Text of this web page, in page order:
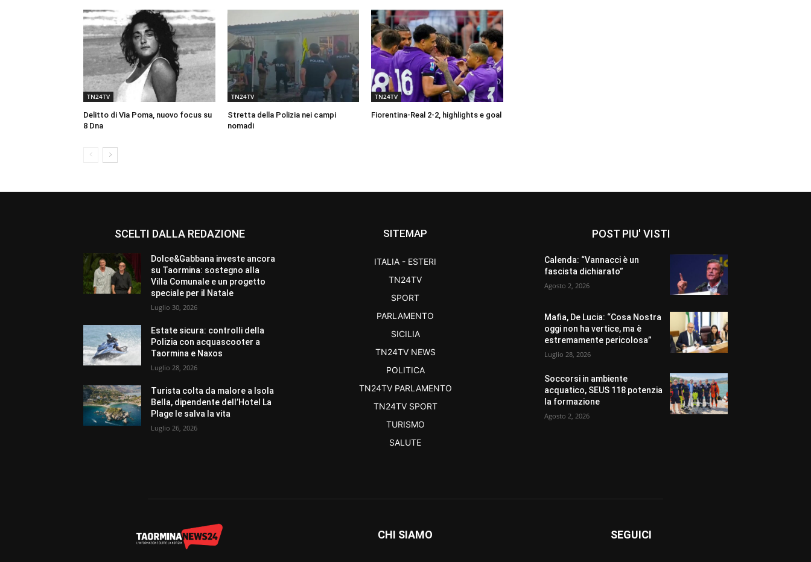
TN24TV
Delitto di Via Poma, nuovo focus su
8 Dna
TN24TV
Stretta della Polizia nei campi
nomadi
TN24TV
Fiorentina-Real 2-2, highlights e goal
SCELTI DALLA REDAZIONE
Dolce&Gabbana investe ancora
su Taormina: sostegno alla
Villa Comunale e un progetto
speciale per il Natale
Luglio 30, 2026
Estate sicura: controlli della
Polizia con acquascooter a
Taormina e Naxos
Luglio 28, 2026
Turista colta da malore a Isola
Bella, dipendente dell’Hotel La
Plage le salva la vita
Luglio 26, 2026
SITEMAP
ITALIA - ESTERI
TN24TV
SPORT
PARLAMENTO
SICILIA
TN24TV NEWS
POLITICA
TN24TV PARLAMENTO
TN24TV SPORT
TURISMO
SALUTE
POST PIU' VISTI
Calenda: “Vannacci è un
fascista dichiarato”
Agosto 2, 2026
Mafia, De Lucia: “Cosa Nostra
oggi non ha vertice, ma è
estremamente pericolosa”
Luglio 28, 2026
Soccorsi in ambiente
acquatico, SEUS 118 potenzia
la formazione
Agosto 2, 2026
CHI SIAMO SEGUICI